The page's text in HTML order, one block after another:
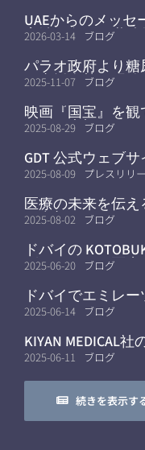
UAEからのメッ
完治に向けた継続
2026-03-14 ブログ
パラオ政府より
の支援姿勢を明確に
2025-11-07 ブログ
映画『国宝』を
ことの大切さ
2025-08-29 ブログ
GDT 公式ウェブ
2025-08-09 プレスリリ
医療の未来を伝
が参加
2025-08-02 ブログ
ドバイの
ピタリティと医療
2025-06-20 ブログ
ドバイでエミレ
2025-06-14 ブログ
KIYAN MEDICAL
モバイルなワーク
2025-06-11 ブログ
続きを表示す